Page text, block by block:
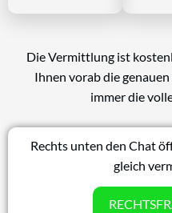
Die Vermittlung ist
Ihnen vorab die
immer die
Rechts unten den Chat
gleich